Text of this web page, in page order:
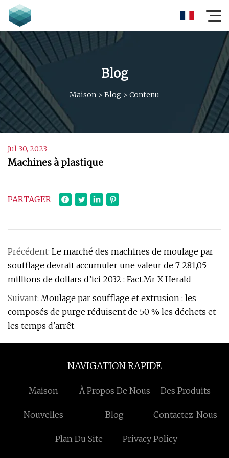
Blog
Maison > Blog > Contenu
Jul 30, 2023
Machines à plastique
PARTAGER
Précédent: Le marché des machines de moulage par
soufflage devrait accumuler une valeur de 7 281,05
millions de dollars d’ici 2032 : Fact.Mr X Herald
Suivant: Moulage par soufflage et extrusion : les
composés de purge réduisent de 50 % les déchets et
les temps d'arrêt
NAVIGATION RAPIDE
Maison À Propos De Nous Des Produits
Nouvelles Blog Contactez-Nous
Plan Du Site Privacy Policy